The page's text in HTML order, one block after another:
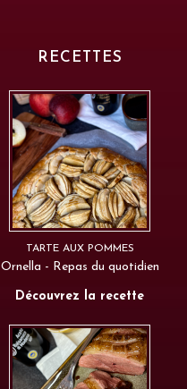
RECETTES
TARTE AUX POMMES
Ornella - Repas du quotidien
Découvrez la recette